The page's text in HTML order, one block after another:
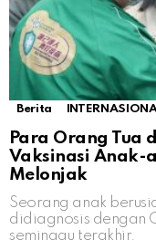
Berita
Para Orang Tua
Vaksinasi Anak-
Melonjak
Seorang anak
didiagnosis dengan
seminggu terakhir.